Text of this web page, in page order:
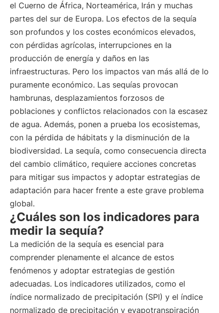
el Cuerno de África, Norteamérica, Irán y muchas
partes del sur de Europa. Los efectos de la sequía
son profundos y los costes económicos elevados,
con pérdidas agrícolas, interrupciones en la
producción de energía y daños en las
infraestructuras. Pero los impactos van más allá de lo
puramente económico. Las sequías provocan
hambrunas, desplazamientos forzosos de
poblaciones y conflictos relacionados con la escasez
de agua. Además, ponen a prueba los ecosistemas,
con la pérdida de hábitats y la disminución de la
biodiversidad. La sequía, como consecuencia directa
del cambio climático, requiere acciones concretas
para mitigar sus impactos y adoptar estrategias de
adaptación para hacer frente a este grave problema
global.
¿Cuáles son los indicadores para
medir la sequía?
La medición de la sequía es esencial para
comprender plenamente el alcance de estos
fenómenos y adoptar estrategias de gestión
adecuadas. Los indicadores utilizados, como el
índice normalizado de precipitación (SPI) y el índice
normalizado de precipitación y evapotranspiración